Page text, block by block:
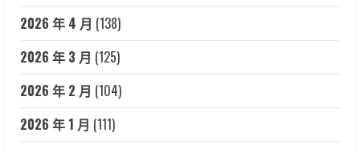
2026 年 4 月 (138)
2026 年 3 月 (125)
2026 年 2 月 (104)
2026 年 1 月 (111)